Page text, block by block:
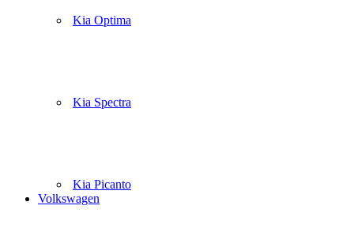
Kia Optima
Kia Spectra
Kia Picanto
Volkswagen